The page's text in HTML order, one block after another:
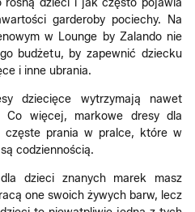
garderoby pociechy. Na
w Lounge by Zalando nie
budżetu, by zapewnić dziecku
i inne ubrania.
dziecięce wytrzymają nawet
Co więcej, markowe dresy dla
częste prania w pralce, które w
codziennością.
dzieci znanych marek masz
one swoich żywych barw, lecz